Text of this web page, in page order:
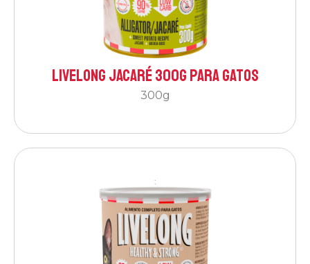
Livelong Jacaré 300g para Gatos
300g
: